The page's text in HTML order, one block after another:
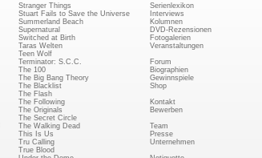
Stranger Things
Stuart Fails to Save the Universe
Summerland Beach
Supernatural
Switched at Birth
Taras Welten
Teen Wolf
Terminator: S.C.C.
The 100
The Big Bang Theory
The Blacklist
The Flash
The Following
The Originals
The Secret Circle
The Walking Dead
This Is Us
Tru Calling
True Blood
Serienlexikon
Interviews
Kolumnen
DVD-Rezensionen
Fotogalerien
Veranstaltungen
Forum
Biographien
Gewinnspiele
Shop
Kontakt
Bewerben
Team
Presse
Unternehmen